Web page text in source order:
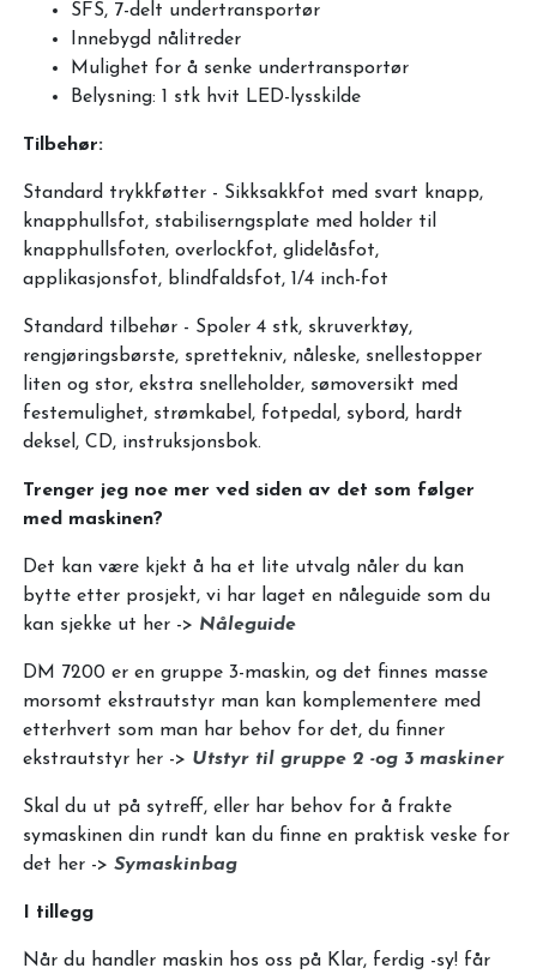
SFS, 7-delt undertransportør
Innebygd nålitreder
Mulighet for å senke undertransportør
Belysning: 1 stk hvit LED-lysskilde
Tilbehør:
Standard trykkføtter - Sikksakkfot med svart knapp,
knapphullsfot, stabiliserngsplate med holder til
knapphullsfoten, overlockfot, glidelåsfot,
applikasjonsfot, blindfaldsfot, 1/4 inch-fot
Standard tilbehør - Spoler 4 stk, skruverktøy,
rengjøringsbørste, sprettekniv, nåleske, snellestopper
liten og stor, ekstra snelleholder, sømoversikt med
festemulighet, strømkabel, fotpedal, sybord, hardt
deksel, CD, instruksjonsbok.
Trenger jeg noe mer ved siden av det som følger
med maskinen?
Det kan være kjekt å ha et lite utvalg nåler du kan
bytte etter prosjekt, vi har laget en nåleguide som du
kan sjekke ut her -> Nåleguide
DM 7200 er en gruppe 3-maskin, og det finnes masse
morsomt ekstrautstyr man kan komplementere med
etterhvert som man har behov for det, du finner
ekstrautstyr her -> Utstyr til gruppe 2 -og 3 maskiner
Skal du ut på sytreff, eller har behov for å frakte
symaskinen din rundt kan du finne en praktisk veske for
det her -> Symaskinbag
I tillegg
Når du handler maskin hos oss på Klar, ferdig -sy! får